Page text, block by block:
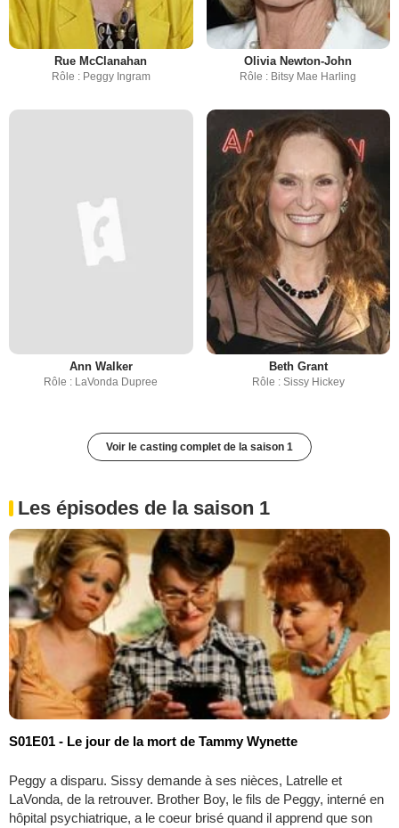
Rue McClanahan
Rôle : Peggy Ingram
Olivia Newton-John
Rôle : Bitsy Mae Harling
Ann Walker
Rôle : LaVonda Dupree
Beth Grant
Rôle : Sissy Hickey
Voir le casting complet de la saison 1
Les épisodes de la saison 1
S01E01 - Le jour de la mort de Tammy Wynette
Peggy a disparu. Sissy demande à ses nièces, Latrelle et
LaVonda, de la retrouver. Brother Boy, le fils de Peggy, interné en
hôpital psychiatrique, a le coeur brisé quand il apprend que son